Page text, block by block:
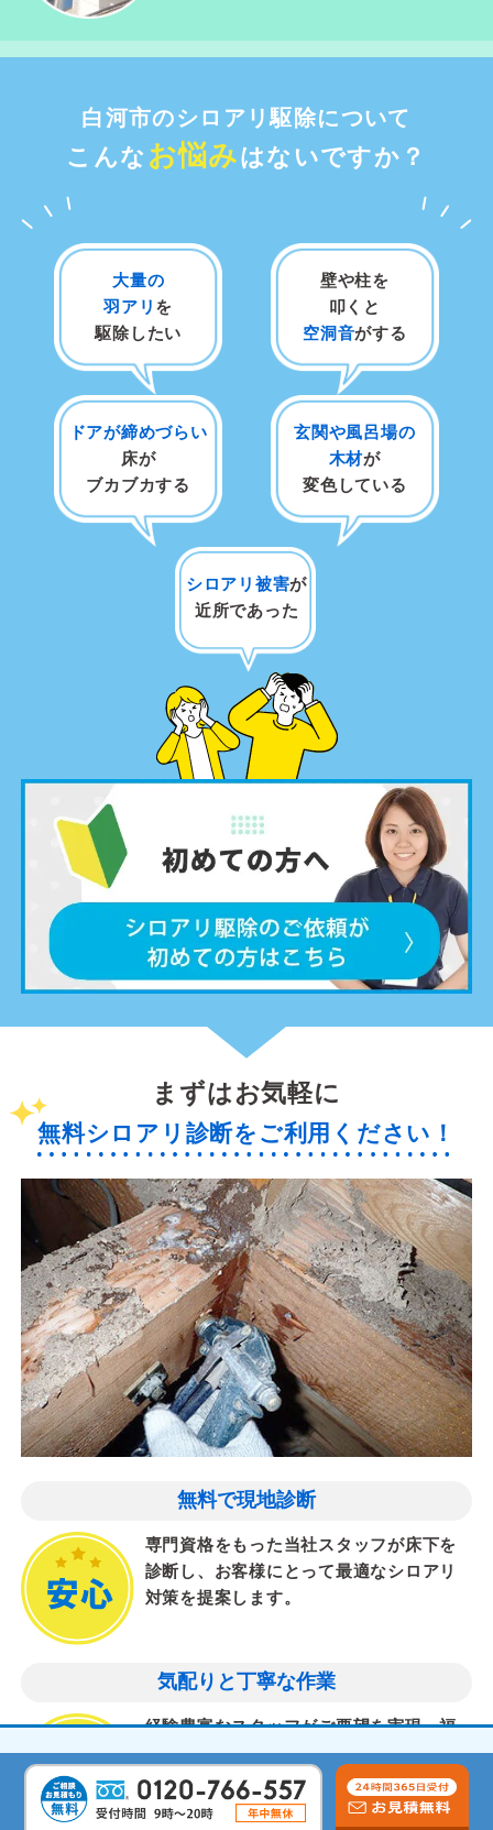
白河市のシロアリ駆除について
こんな お悩みはないですか？
大量の
羽アリ を
駆除したい
壁や柱を
叩くと
空洞音がする
ドアが締めづらい
床が
ブカブカする
玄関や風呂場の
木材が
変色している
シロアリ被害が
近所であった
まずはお気軽に
無料シロアリ診断をご利用ください！
無料で現地診断
専門資格をもった当社スタッフが床下を
診断し、お客様にとって最適なシロアリ
対策を提案します。
気配りと丁寧な作業
経験豊富なスタッフがご要望を実現。福
島県、白河市内で初めてシロアリ駆除を
依頼される方もご安心を。